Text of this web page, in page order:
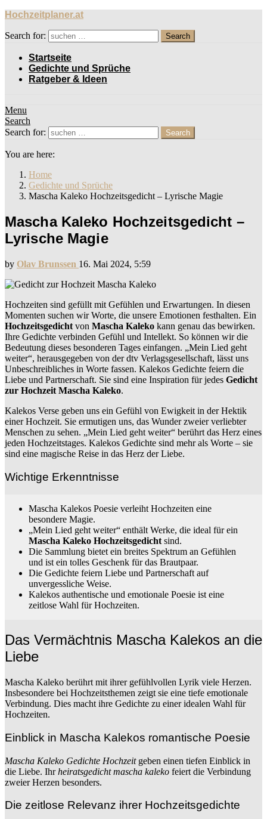
Hochzeitplaner.at
Search for: Search
Startseite
Gedichte und Sprüche
Ratgeber & Ideen
Menu
Search
Search for:
Search
You are here:
Home
Gedichte und Sprüche
Mascha Kaleko Hochzeitsgedicht – Lyrische Magie
Mascha Kaleko Hochzeitsgedicht –
Lyrische Magie
by Olav Brunssen 16. Mai 2024, 5:59
Hochzeiten sind gefüllt mit Gefühlen und Erwartungen. In diesen
Momenten suchen wir Worte, die unsere Emotionen festhalten. Ein
Hochzeitsgedicht von Mascha Kaleko kann genau das bewirken.
Ihre Gedichte verbinden Gefühl und Intellekt. So können wir die
Bedeutung dieses besonderen Tages einfangen. „Mein Lied geht
weiter“, herausgegeben von der dtv Verlagsgesellschaft, lässt uns
Unbeschreibliches in Worte fassen. Kalekos Gedichte feiern die
Liebe und Partnerschaft. Sie sind eine Inspiration für jedes Gedicht
zur Hochzeit Mascha Kaleko.
Kalekos Verse geben uns ein Gefühl von Ewigkeit in der Hektik
einer Hochzeit. Sie ermutigen uns, das Wunder zweier verliebter
Menschen zu sehen. „Mein Lied geht weiter“ berührt das Herz eines
jeden Hochzeitstages. Kalekos Gedichte sind mehr als Worte – sie
sind eine magische Reise in das Herz der Liebe.
Wichtige Erkenntnisse
Mascha Kalekos Poesie verleiht Hochzeiten eine
besondere Magie.
„Mein Lied geht weiter“ enthält Werke, die ideal für ein
Mascha Kaleko Hochzeitsgedicht sind.
Die Sammlung bietet ein breites Spektrum an Gefühlen
und ist ein tolles Geschenk für das Brautpaar.
Die Gedichte feiern Liebe und Partnerschaft auf
unvergessliche Weise.
Kalekos authentische und emotionale Poesie ist eine
zeitlose Wahl für Hochzeiten.
Das Vermächtnis Mascha Kalekos an die
Liebe
Mascha Kaleko berührt mit ihrer gefühlvollen Lyrik viele Herzen.
Insbesondere bei Hochzeitsthemen zeigt sie eine tiefe emotionale
Verbindung. Dies macht ihre Gedichte zu einer idealen Wahl für
Hochzeiten.
Einblick in Mascha Kalekos romantische Poesie
Mascha Kaleko Gedichte Hochzeitgeben einen tiefen Einblick in
die Liebe. Ihrheiratsgedicht mascha kaleko feiert die Verbindung
zweier Herzen besonders.
Die zeitlose Relevanz ihrer Hochzeitsgedichte